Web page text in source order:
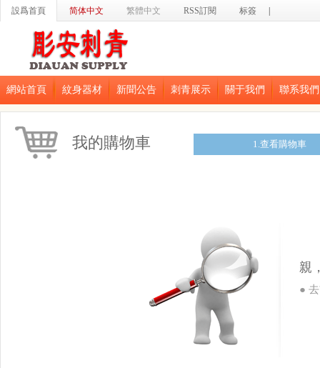
設爲首頁 简体中文 繁體中文 RSS訂閱 标簽
網站首頁 紋身器材 新聞公告 刺青展示 關于我們 聯系我們
我的購物車 1.查看購物車
親
●